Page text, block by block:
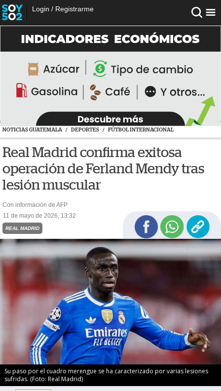
Login / Registrarme
NOTICIAS GUATEMALA / DEPORTES / FÚTBOL INTERNACIONAL
Real Madrid confirma exitosa
operación de Ferland Mendy tras
lesión muscular
Con información de AFP
11 de mayo de 2026, 13:32
REAL MADRID
Su paso por el cuadro merengue se ha caracterizado por varias lesiones
sufridas. (Foto: Real Madrid)